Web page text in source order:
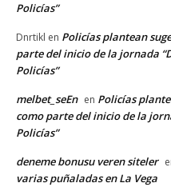
Policías”
Dnrtikl en Policías plantean
parte del inicio de la jornada
Policías”
melbet_seEn en Policías
como parte del inicio de la
Policías”
deneme bonusu veren siteler
varias puñaladas en La Vega